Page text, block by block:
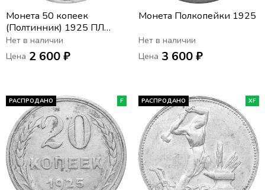
Монета 50 копеек
(Полтинник) 1925 ПЛ
(широкий кант)
Нет в наличии
Цена 2 600 ₽
Монета Полкопейки 1925
Нет в наличии
Цена 3 600 ₽
РАСПРОДАНО F РАСПРОДАНО XF